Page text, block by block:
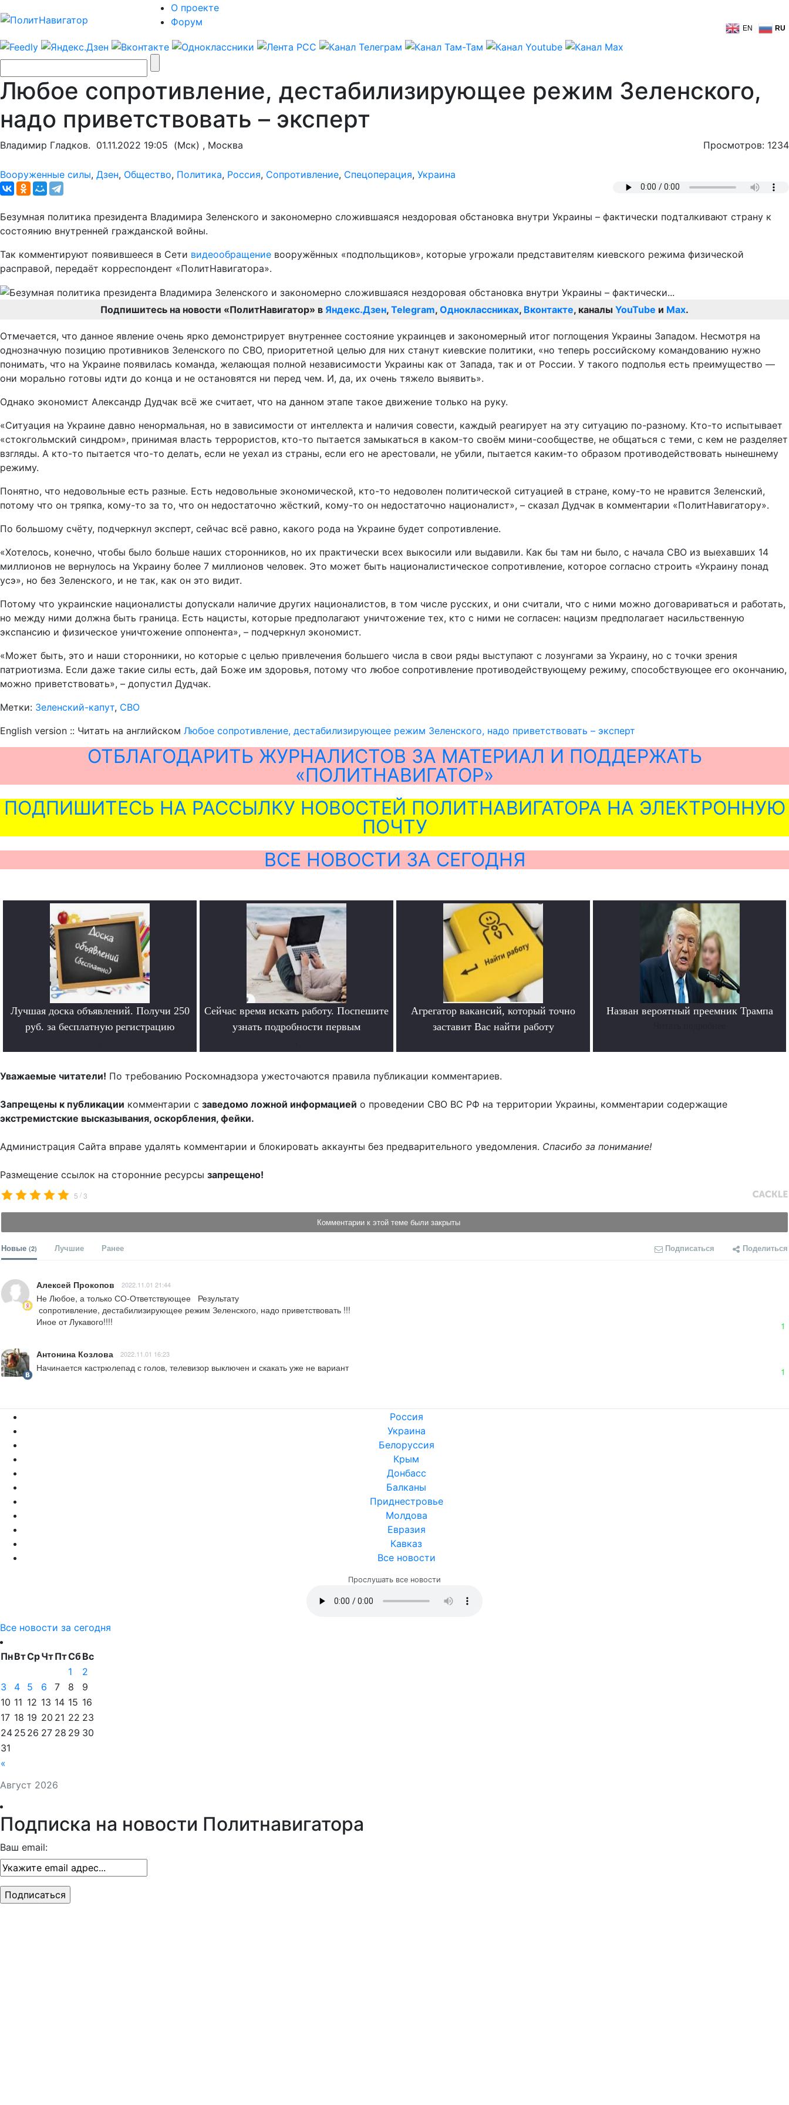
О проекте
Форум
EN RU
Любое сопротивление, дестабилизирующее режим Зеленского,
надо приветствовать – эксперт
Владимир Гладков. 01.11.2022 19:05 (Мск) , Москва Просмотров: 1234
Вооруженные силы, Дзен, Общество, Политика, Россия, Сопротивление, Спецоперация, Украина
Безумная политика президента Владимира Зеленского и закономерно сложившаяся нездоровая обстановка внутри Украины – фактически подталкивают страну к
состоянию внутренней гражданской войны.
Так комментируют появившееся в Сети видеообращение вооружённых «подпольщиков», которые угрожали представителям киевского режима физической
расправой, передаёт корреспондент «ПолитНавигатора».
Подпишитесь на новости «ПолитНавигатор» в Яндекс.Дзен, Telegram, Одноклассниках, Вконтакте, каналы YouTube и Max.
Отмечается, что данное явление очень ярко демонстрирует внутреннее состояние украинцев и закономерный итог поглощения Украины Западом. Несмотря на
однозначную позицию противников Зеленского по СВО, приоритетной целью для них станут киевские политики, «но теперь российскому командованию нужно
понимать, что на Украине появилась команда, желающая полной независимости Украины как от Запада, так и от России. У такого подполья есть преимущество —
они морально готовы идти до конца и не остановятся ни перед чем. И, да, их очень тяжело выявить».
Однако экономист Александр Дудчак всё же считает, что на данном этапе такое движение только на руку.
«Ситуация на Украине давно ненормальная, но в зависимости от интеллекта и наличия совести, каждый реагирует на эту ситуацию по-разному. Кто-то испытывает
«стокгольмский синдром», принимая власть террористов, кто-то пытается замыкаться в каком-то своём мини-сообществе, не общаться с теми, с кем не разделяет
взгляды. А кто-то пытается что-то делать, если не уехал из страны, если его не арестовали, не убили, пытается каким-то образом противодействовать нынешнему
режиму.
Понятно, что недовольные есть разные. Есть недовольные экономической, кто-то недоволен политической ситуацией в стране, кому-то не нравится Зеленский,
потому что он тряпка, кому-то за то, что он недостаточно жёсткий, кому-то он недостаточно националист», – сказал Дудчак в комментарии «ПолитНавигатору».
По большому счёту, подчеркнул эксперт, сейчас всё равно, какого рода на Украине будет сопротивление.
«Хотелось, конечно, чтобы было больше наших сторонников, но их практически всех выкосили или выдавили. Как бы там ни было, с начала СВО из выехавших 14
миллионов не вернулось на Украину более 7 миллионов человек. Это может быть националистическое сопротивление, которое согласно строить «Украину понад
усэ», но без Зеленского, и не так, как он это видит.
Потому что украинские националисты допускали наличие других националистов, в том числе русских, и они считали, что с ними можно договариваться и работать,
но между ними должна быть граница. Есть нацисты, которые предполагают уничтожение тех, кто с ними не согласен: нацизм предполагает насильственную
экспансию и физическое уничтожение оппонента», – подчеркнул экономист.
«Может быть, это и наши сторонники, но которые с целью привлечения большего числа в свои ряды выступают с лозунгами за Украину, но с точки зрения
патриотизма. Если даже такие силы есть, дай Боже им здоровья, потому что любое сопротивление противодействующему режиму, способствующее его окончанию,
можно приветствовать», – допустил Дудчак.
Метки: Зеленский-капут, СВО
English version :: Читать на английском Любое сопротивление, дестабилизирующее режим Зеленского, надо приветствовать – эксперт
ОТБЛАГОДАРИТЬ ЖУРНАЛИСТОВ ЗА МАТЕРИАЛ И ПОДДЕРЖАТЬ
«ПОЛИТНАВИГАТОР»
ПОДПИШИТЕСЬ НА РАССЫЛКУ НОВОСТЕЙ ПОЛИТНАВИГАТОРА НА ЭЛЕКТРОННУЮ
ПОЧТУ
ВСЕ НОВОСТИ ЗА СЕГОДНЯ
Лучшая доска объявлений. Получи 250
руб. за бесплатную регистрацию
Сейчас время искать работу. Поспешите
узнать подробности первым
Агрегатор вакансий, который точно
заставит Вас найти работу
Назван вероятный преемник Трампа
Уважаемые читатели! По требованию Роскомнадзора ужесточаются правила публикации комментариев.
Запрещены к публикации комментарии с заведомо ложной информацией о проведении СВО ВС РФ на территории Украины, комментарии содержащие
экстремистские высказывания, оскорбления, фейки.
Администрация Сайта вправе удалять комментарии и блокировать аккаунты без предварительного уведомления. Спасибо за понимание!
Размещение ссылок на сторонние ресурсы запрещено!
5 /3
Комментарии к этой теме были закрыты
Новые (2) Лучшие Ранее Подписаться Поделиться
Алексей Прокопов 2022.11.01 21:44
Не Любое, а только СО-Ответствующее   Результату
Иное от Лукавого!!!!
1
Антонина Козлова 2022.11.01 16:23
Начинается кастрюлепад с голов, телевизор выключен и скакать уже не вариант 1
Россия
Украина
Белоруссия
Крым
Донбасс
Балканы
Приднестровье
Молдова
Евразия
Кавказ
Все новости
Прослушать все новости
Все новости за сегодня
Август 2026
ПнВтСрЧтПтСбВс
«
1
2
3
4 5 6 7 8
9
10 11 12 13 14 15 16
17 18 19 20 21 22 23
24 25 26 27 28 29 30
31
Подписка на новости Политнавигатора
Ваш email: